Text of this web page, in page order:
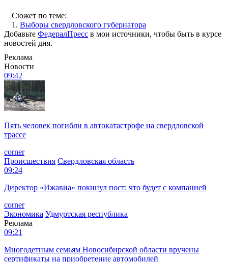
Сюжет по теме:
1. Выборы свердловского губернатора
Добавьте ФедералПресс в мои источники, чтобы быть в курсе
новостей дня.
Реклама
Новости
09:42
Пять человек погибли в автокатастрофе на свердловской
трассе
corner
Происшествия Свердловская область
09:24
Директор «Ижавиа» покинул пост: что будет с компанией
corner
Экономика Удмуртская республика
Реклама
09:21
Многодетным семьям Новосибирской области вручены
сертификаты на приобретение автомобилей